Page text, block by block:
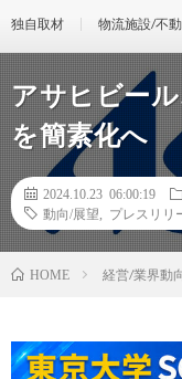
独自取材 物流施設/不
アサヒビー
を簡素化へ
2024.10.23 06:00:19
動向/展望
プレスリリ
HOME 経営/業界動